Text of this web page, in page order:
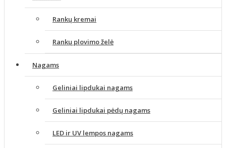
Rankų kremai
Rankų plovimo želė
Nagams
Geliniai lipdukai nagams
Geliniai lipdukai pėdų nagams
LED ir UV lempos nagams